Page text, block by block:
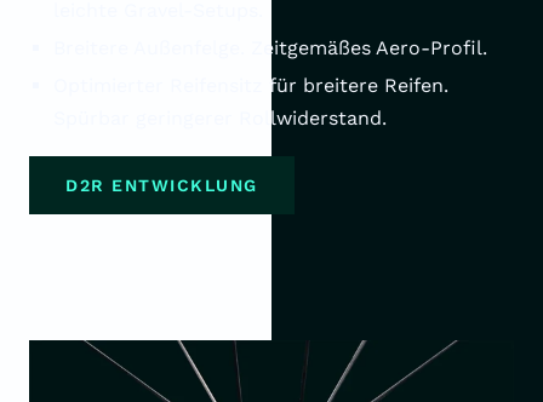
Breitere Außenfelge. Zeitgemäßes Aero-Profil.
Optimierter Reifensitz für breitere Reifen.
Spürbar geringerer Rollwiderstand.
D2R ENTWICKLUNG